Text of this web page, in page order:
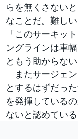
らを無くさない
なことだ。難しい
「このサーキッ
ングラインは車
ともう助からない
またサージェン
とするはずだっ
を発揮している
ないと認めている